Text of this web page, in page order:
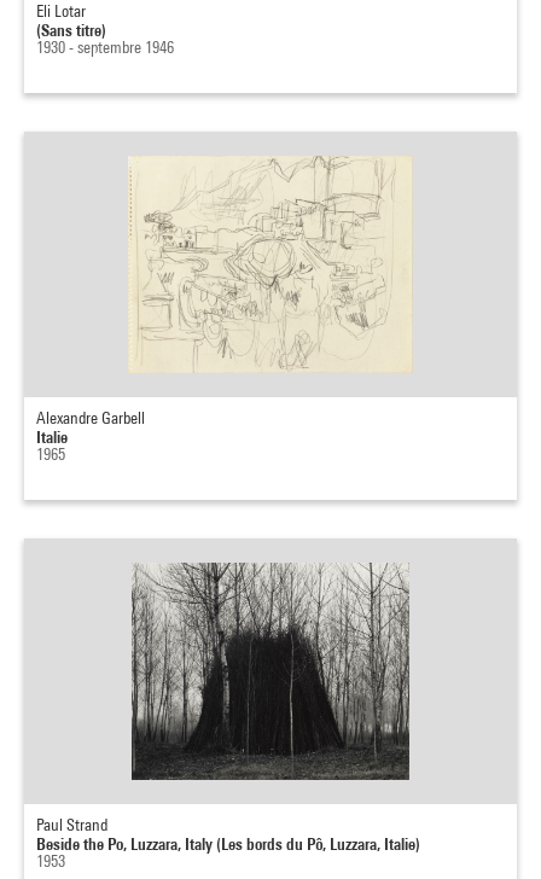
Eli Lotar
(Sans titre)
1930 - septembre 1946
Alexandre Garbell
Italie
1965
Paul Strand
Beside the Po, Luzzara, Italy (Les bords du Pô, Luzzara, Italie)
1953